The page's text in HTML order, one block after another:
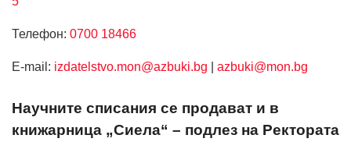
Телефон: 0700 18466
Е-mail: izdatelstvo.mon@azbuki.bg azbuki@mon.bg
Научните списания се продават и в
книжарница „Сиела“ – подлез на Ректората